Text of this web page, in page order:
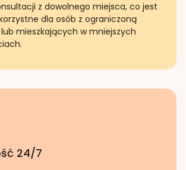
z dowolnego miejsca, co jest
dla osób z ograniczoną
mieszkających w mniejszych
24/7